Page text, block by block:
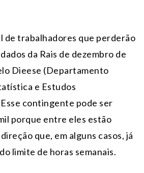
de trabalhadores que perderão
da Rais de dezembro de
Dieese (Departamento
e Estudos
contingente pode ser
porque entre eles estão
que, em alguns casos, já
limite de horas semanais.